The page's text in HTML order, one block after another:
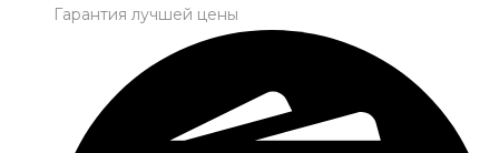
Гарантия лучшей цены